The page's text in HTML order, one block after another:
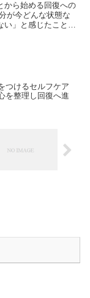
から始める回復への
が今どんな状態な
い」と感じたことは
つけるセルフケア
を整理し回復へ進